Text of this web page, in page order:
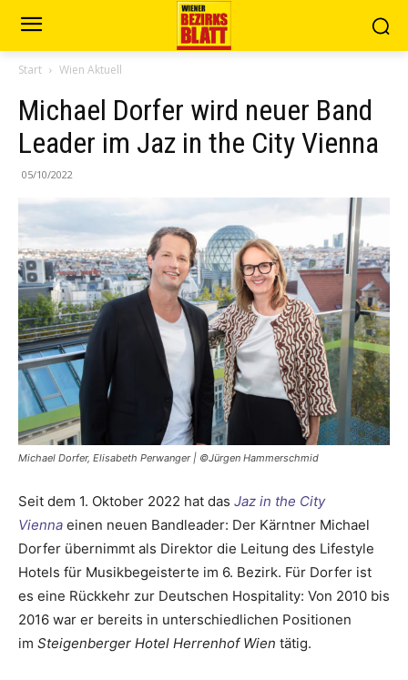
Start Wien Aktuell
Michael Dorfer wird neuer Band
Leader im Jaz in the City Vienna
05/10/2022
Michael Dorfer, Elisabeth Perwanger | ©Jürgen Hammerschmid
Seit dem 1. Oktober 2022 hat das Jaz in the City
Vienna einen neuen Bandleader: Der Kärntner Michael
Dorfer übernimmt als Direktor die Leitung des Lifestyle
Hotels für Musikbegeisterte im 6. Bezirk. Für Dorfer ist
es eine Rückkehr zur Deutschen Hospitality: Von 2010 bis
2016 war er bereits in unterschiedlichen Positionen
im Steigenberger Hotel Herrenhof Wien tätig.